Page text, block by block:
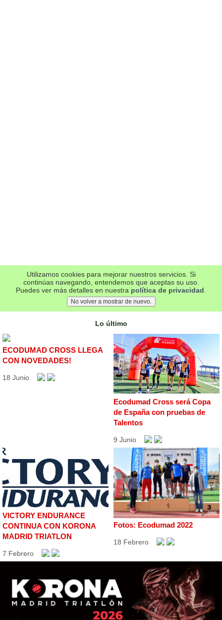
Lo último
ECODUMAD CROSS LLEGA
CON NOVEDADES!
18 Junio
Ecodumad Cross será Copa
de España con pruebas de
Talentos
9 Junio
VICTORY ENDURANCE
CONTINUA CON KORONA
MADRID TRIATLON
7 Febrero
Fotos: Ecodumad 2022
18 Febrero